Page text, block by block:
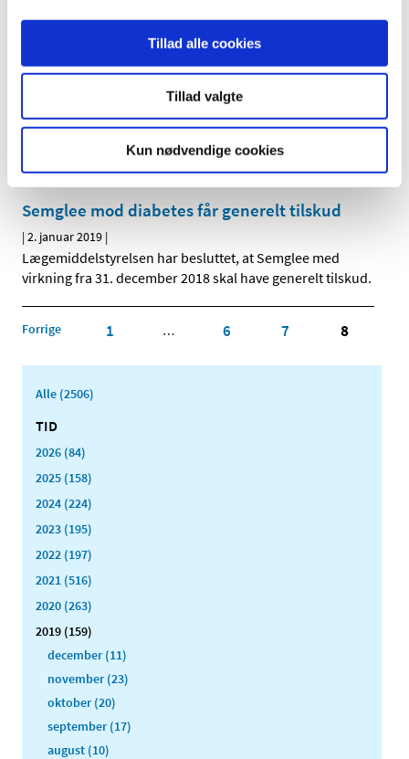
Tillad alle cookies
Tillad valgte
Kun nødvendige cookies
en interessent til sine drøftelser af tilskudsstatus for…
Genopslag: Ledig bevilling til Hjørring Svane
|8. januar 2019|
Bevillingen til at drive Hjørring Svane Apotek er ledig pr. 1.
Semglee mod diabetes får generelt tilskud
| 2. januar 2019 |
Lægemiddelstyrelsen har besluttet, at Semglee med
virkning fra 31. december 2018 skal have generelt tilskud.
Forrige 1 … 6 7 8
Alle (2506)
TID
2026 (84)
2025 (158)
2024 (224)
2023 (195)
2022 (197)
2021 (516)
2020 (263)
2019 (159)
december (11)
november (23)
oktober (20)
september (17)
august (10)